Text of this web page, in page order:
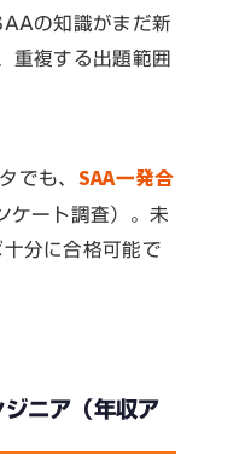
の知識がまだ新
重複する出題範囲
でも、 SAA一発合
ケート調査）。未
分に合格可能で
ニア（年収ア